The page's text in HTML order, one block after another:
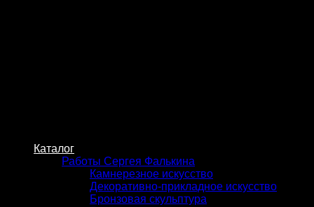
Каталог
Работы Сергея Фалькина
Камнерезное искусство
Декоративно-прикладное искусство
Бронзовая скульптура